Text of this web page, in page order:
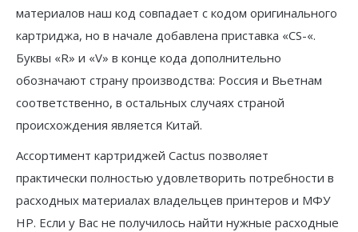
материалов наш код совпадает с кодом оригинального
картриджа, но в начале добавлена приставка «CS-«.
Буквы «R» и «V» в конце кода дополнительно
обозначают страну производства: Россия и Вьетнам
соответственно, в остальных случаях страной
происхождения является Китай.
Ассортимент картриджей Cactus позволяет
практически полностью удовлетворить потребности в
расходных материалах владельцев принтеров и МФУ
HP. Если у Вас не получилось найти нужные расходные